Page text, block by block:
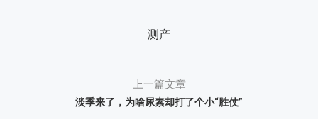
测产
上一篇文章
淡季来了，为啥尿素却打了个小“胜仗”